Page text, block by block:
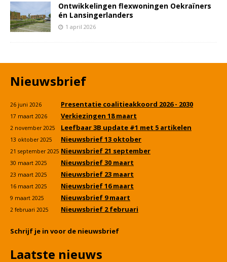
Ontwikkelingen flexwoningen Oekraïners
én Lansingerlanders
1 april 2026
Nieuwsbrief
26 juni 2026 Presentatie coalitieakkoord 2026 - 2030
17 maart 2026 Verkiezingen 18 maart
2 november 2025 Leefbaar 3B update #1 met 5 artikelen
13 oktober 2025 Nieuwsbrief 13 oktober
21 september 2025 Nieuwsbrief 21 september
30 maart 2025 Nieuwsbrief 30 maart
23 maart 2025 Nieuwsbrief 23 maart
16 maart 2025 Nieuwsbrief 16 maart
9 maart 2025 Nieuwsbrief 9 maart
2 februari 2025 Nieuwsbrief 2 februari
Schrijf je in voor de nieuwsbrief
Laatste nieuws